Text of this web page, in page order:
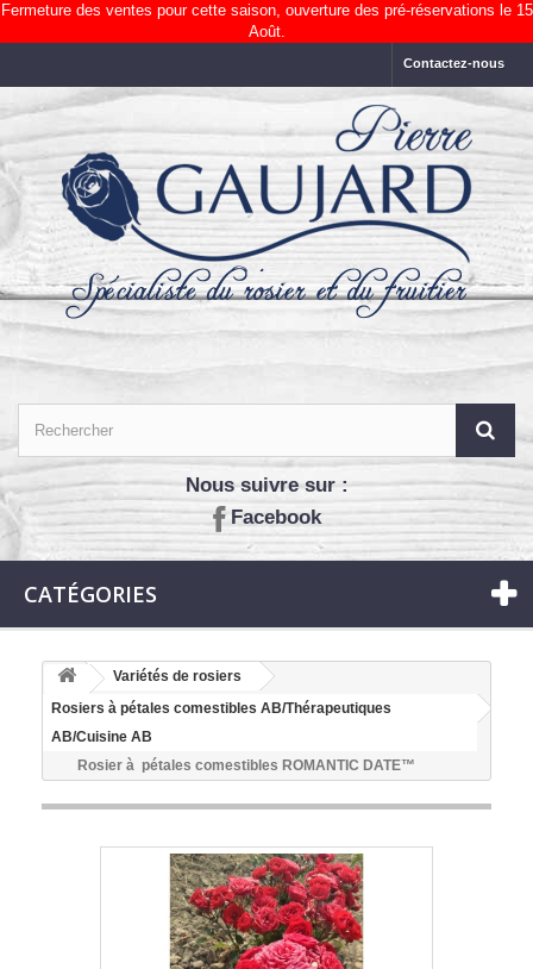
Fermeture des ventes pour cette saison, ouverture des pré-réservations le 15
Août.
Contactez-nous
Nous suivre sur :
Facebook
CATÉGORIES
Variétés de rosiers
Rosiers à pétales comestibles AB/Thérapeutiques
AB/Cuisine AB
Rosier à pétales comestibles ROMANTIC DATE™